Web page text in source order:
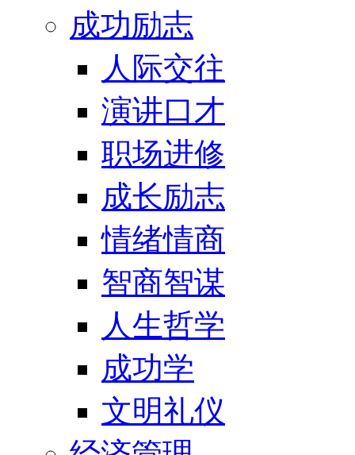
成功励志
人际交往
演讲口才
职场进修
成长励志
情绪情商
智商智谋
人生哲学
成功学
文明礼仪